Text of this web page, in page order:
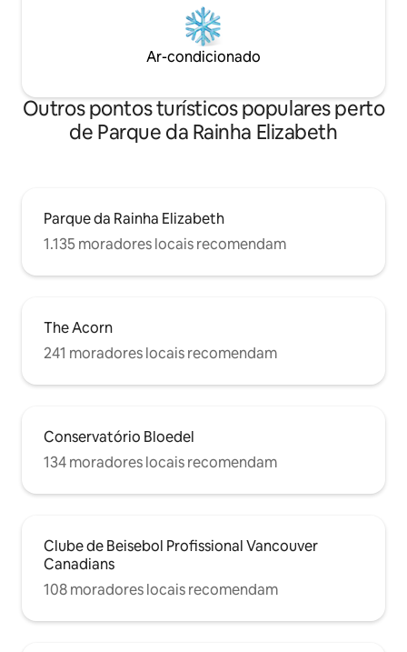
Ar-condicionado
Outros pontos turísticos populares perto
de Parque da Rainha Elizabeth
Parque da Rainha Elizabeth
1.135 moradores locais recomendam
The Acorn
241 moradores locais recomendam
Conservatório Bloedel
134 moradores locais recomendam
Clube de Beisebol Profissional Vancouver
Canadians
108 moradores locais recomendam